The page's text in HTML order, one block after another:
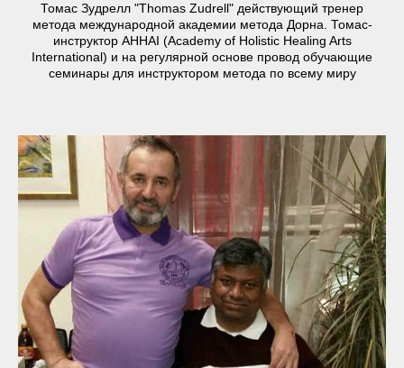
Томас Зудрелл "Thomas Zudrell" действующий тренер
метода международной академии метода Дорна. Томас-
инструктор AHHAI (Academy of Holistic Healing Arts
International) и на регулярной основе провод обучающие
семинары для инструктором метода по всему миру